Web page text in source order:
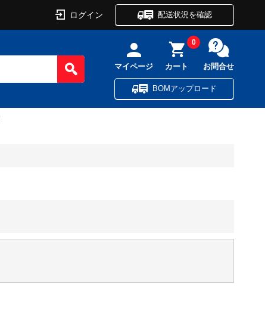
ログイン 配送状況を確認
マイページ カート
0
お問合せ
BOMアップロード